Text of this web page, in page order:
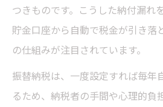
税理士による振替納税の
納税管理人と税理士法
消費税分割納付のデメリ
税理士が教える振替納
資金管理の視点から見
つきものです。こうした納付漏れ
貯金口座から自動で税金が引き落
の仕組みが注目されています。
振替納税は、一度設定すれば毎年
るため、納税者の手間や心理的負